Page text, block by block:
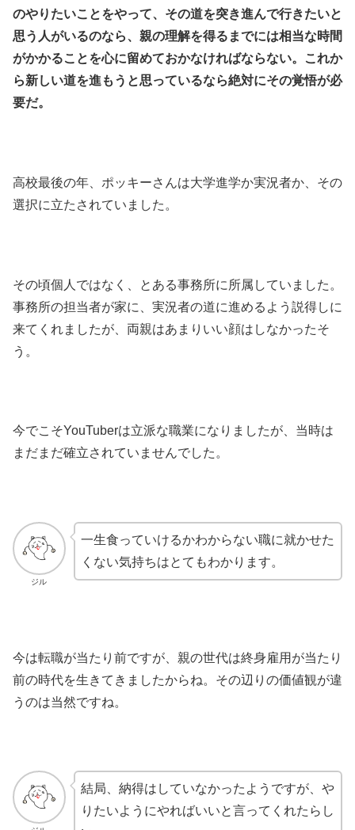
のやりたいことをやって、その道を突き進んで行きたいと
思う人がいるのなら、親の理解を得るまでには相当な時間
がかかることを心に留めておかなければならない。これか
ら新しい道を進もうと思っているなら絶対にその覚悟が必
要だ。
高校最後の年、ポッキーさんは大学進学か実況者か、その
選択に立たされていました。
その頃個人ではなく、とある事務所に所属していました。
事務所の担当者が家に、実況者の道に進めるよう説得しに
来てくれましたが、両親はあまりいい顔はしなかったそ
う。
今でこそYouTuberは立派な職業になりましたが、当時は
まだまだ確立されていませんでした。
ジル
一生食っていけるかわからない職に就かせた
くない気持ちはとてもわかります。
今は転職が当たり前ですが、親の世代は終身雇用が当たり
前の時代を生きてきましたからね。その辺りの価値観が違
うのは当然ですね。
結局、納得はしていなかったようですが、や
りたいようにやればいいと言ってくれたらし